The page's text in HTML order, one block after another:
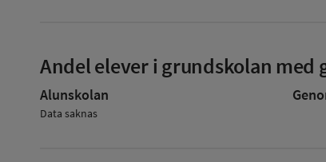
Andel elever i grundskolan med
Alunskolan
Data saknas